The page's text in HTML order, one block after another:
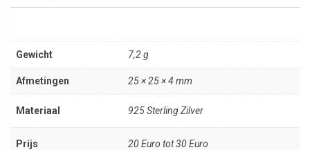
Gewicht 7,2 g
Afmetingen 25 × 25 × 4 mm
Materiaal 925 Sterling Zilver
Prijs 20 Euro tot 30 Euro